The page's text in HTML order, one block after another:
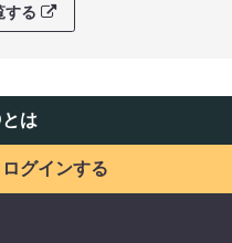
する
は
グインする